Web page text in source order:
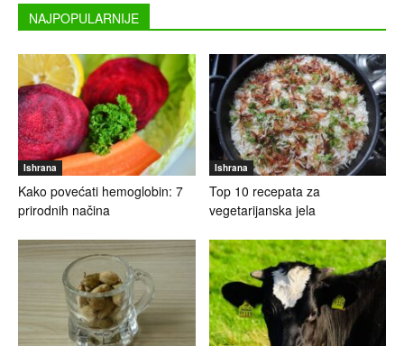
NAJPOPULARNIJE
Ishrana
Kako povećati hemoglobin: 7
prirodnih načina
Ishrana
Top 10 recepata za
vegetarijanska jela